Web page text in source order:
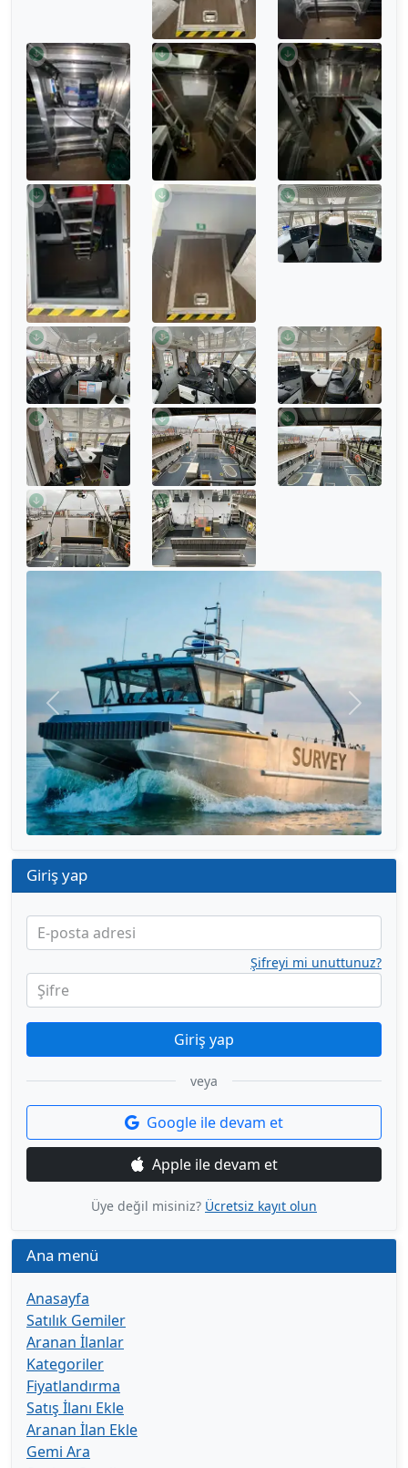
Önceki Sonraki
Giriş yap
E-posta adresi
Şifre
Şifreyi mi unuttunuz?
Giriş yap
veya
Google ile devam et
Apple ile devam et
Üye değil misiniz? Ücretsiz kayıt olun
Ana menü
Anasayfa
Satılık Gemiler
Aranan İlanlar
Kategoriler
Fiyatlandırma
Satış İlanı Ekle
Aranan İlan Ekle
Gemi Ara